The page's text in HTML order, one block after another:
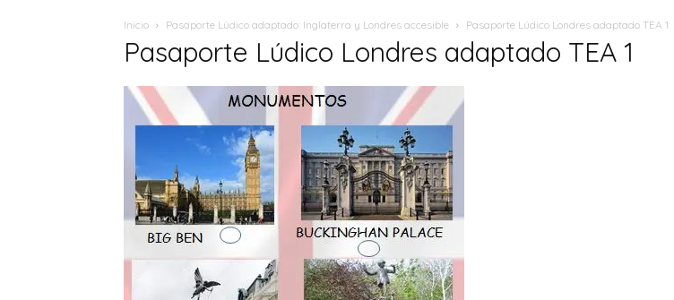
Inicio Pasaporte Lúdico adaptado: Inglaterra y Londres accesible Pasaporte Lúdico Londres adaptado TEA 1
Pasaporte Lúdico Londres adaptado TEA 1